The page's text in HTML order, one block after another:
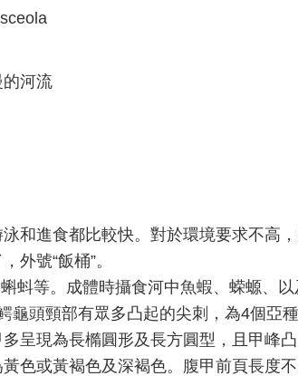
河流
和進食都比較快。對於環境要求不高
外號“飯桶”。
蚪等。成體時攝食河中魚蝦、蝾螈、以
龜頭頸部有眾多凸起的尖刺，為4個亞
呈現為長橢圓形及長方圓型，且甲峰凸
色或黃褐色及深褐色。腹甲前頁長度